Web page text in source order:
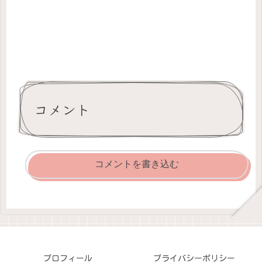
コメント
コメントを書き込む
プロフィール プライバシーポリシー